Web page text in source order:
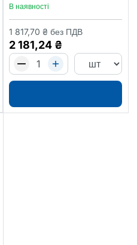
В наявності
2 181,24 ₴
1 817,70 ₴ без ПДВ